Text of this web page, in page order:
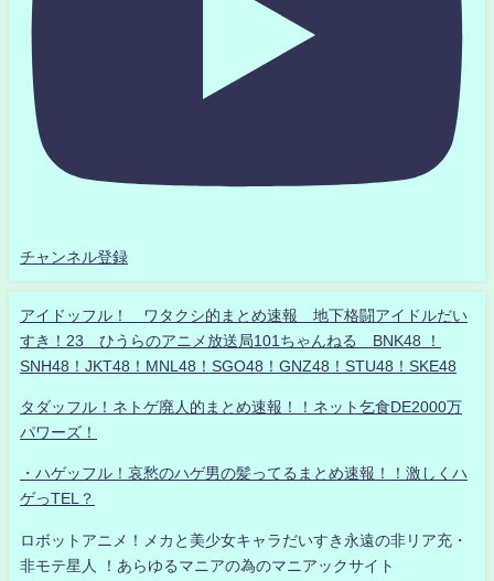
チャンネル登録
アイドッフル！ ワタクシ的まとめ速報 地下格闘アイドルだい
すき！23 ひうらのアニメ放送局101ちゃんねる BNK48 ！
SNH48！JKT48！MNL48！SGO48！GNZ48！STU48！SKE48
タダッフル！ネトゲ廃人的まとめ速報！！ネット乞食DE2000万
パワーズ！
・ハゲッフル！哀愁のハゲ男の髪ってるまとめ速報！！激しくハ
ゲっTEL？
ロボットアニメ！メカと美少女キャラだいすき永遠の非リア充・
非モテ星人 ！あらゆるマニアの為のマニアックサイト